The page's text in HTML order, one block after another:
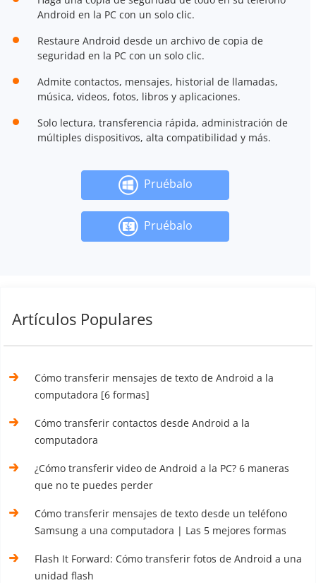
Android en la PC con un solo clic.
Restaure Android desde un archivo de copia de
seguridad en la PC con un solo clic.
Admite contactos, mensajes, historial de llamadas,
música, videos, fotos, libros y aplicaciones.
Solo lectura, transferencia rápida, administración de
múltiples dispositivos, alta compatibilidad y más.
Pruébalo
Pruébalo
Artículos Populares
Cómo transferir mensajes de texto de Android a la
computadora [6 formas]
Cómo transferir contactos desde Android a la
computadora
¿Cómo transferir video de Android a la PC? 6 maneras
que no te puedes perder
Cómo transferir mensajes de texto desde un teléfono
Samsung a una computadora | Las 5 mejores formas
Flash It Forward: Cómo transferir fotos de Android a una
unidad flash